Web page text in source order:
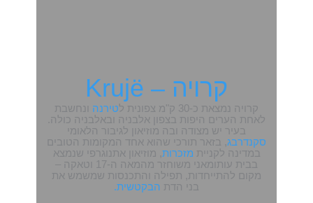
קרויה – Krujë
קרויה נמצאת כ-30 ק"מ צפונית ל טירנה ונחשבת
לאחת הערים היפות בצפון אלבניה ובאלבניה כולה.
בעיר יש מצודה ובה מוזיאון לגיבור הלאומי
סקנדרבג , בזאר תורכי שהוא אחד המקומות הטובים
במדינה לקניית מזכרות , מוזיאון אתנוגרפי שנמצא
בבית עותומאני משוחזר מהמאה ה-17 וטאקה –
מקום להתייחדות, תפילה והתכנסות שמשמש את
בני הדת הבקטשית.